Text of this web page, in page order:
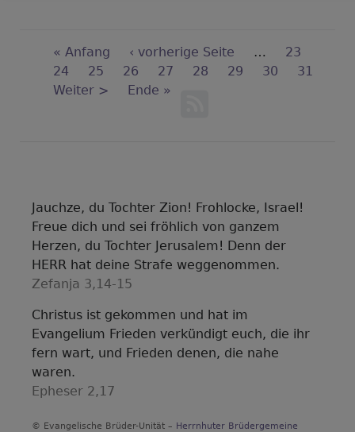
Verabschiedung
Dekan
Kern
Seitennummerierung
First
page
« Anfang
Vorherige
Seite
‹ vorherige Seite … Seite
23
Seite
24 Seite
25 Seite
26 Seite
27 Seite
28
Aktuelle
29 Seite
30 Seite
31
Nächste
Weiter >
Last
Ende »
Jauchze, du Tochter Zion! Frohlocke, Israel!
Freue dich und sei fröhlich von ganzem
Herzen, du Tochter Jerusalem! Denn der
HERR hat deine Strafe weggenommen.
Zefanja 3,14-15
Christus ist gekommen und hat im
Evangelium Frieden verkündigt euch, die ihr
fern wart, und Frieden denen, die nahe
waren.
Epheser 2,17
© Evangelische Brüder-Unität – Herrnhuter Brüdergemeine